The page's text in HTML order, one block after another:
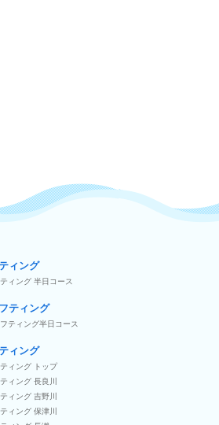
ィング
ィング 半日コース
ティング
ティング半日コース
ィング
ィング トップ
ィング 長良川
ィング 吉野川
ィング 保津川